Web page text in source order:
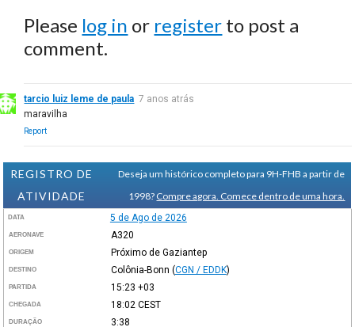
Please log in or register to post a
comment.
tarcio luiz leme de paula 7 anos atrás
maravilha
Report
REGISTRO DE
ATIVIDADE
Deseja um histórico completo para 9H-FHB a partir de
1998? Compre agora. Comece dentro de uma hora.
DATA 5 de Ago de 2026
AERONAVE A320
ORIGEM Próximo de Gaziantep
DESTINO Colônia-Bonn (CGN / EDDK)
PARTIDA 15:23 +03
CHEGADA 18:02 CEST
DURAÇÃO 3:38